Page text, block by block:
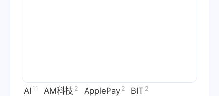
AI 11 AM科技 2 ApplePay 2 BIT 2